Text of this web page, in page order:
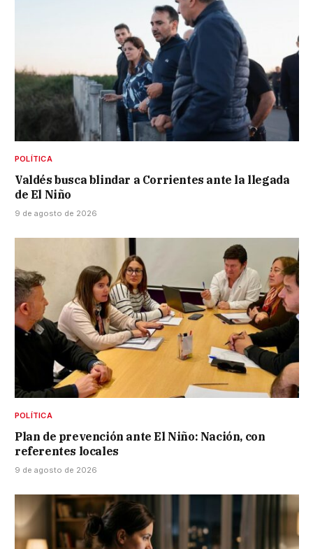
POLÍTICA
Valdés busca blindar a Corrientes ante la llegada
de El Niño
9 de agosto de 2026
POLÍTICA
Plan de prevención ante El Niño: Nación, con
referentes locales
9 de agosto de 2026